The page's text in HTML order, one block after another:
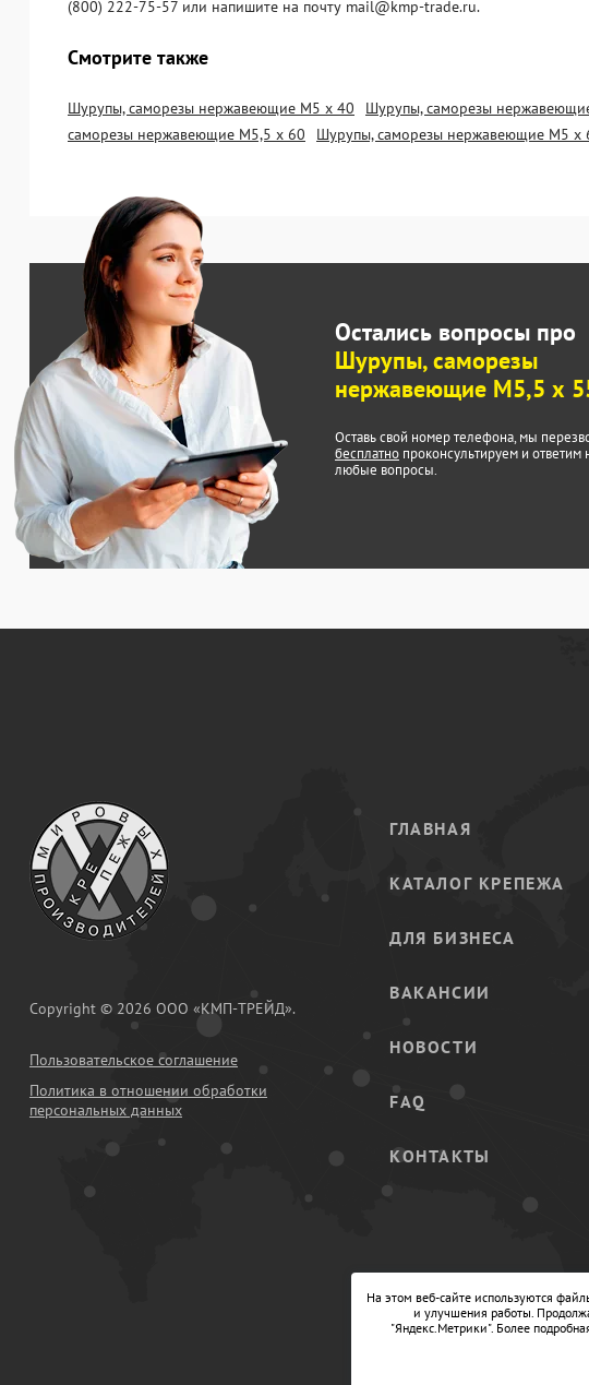
(800) 222-75-57 или напишите на почту mail@kmp-trade.ru.
Смотрите также
Шурупы, саморезы нержавеющие М5 х 40 Шурупы, саморезы
саморезы нержавеющие М5,5 х 60
Шурупы, саморезы нержавеющие М5 х
Остались вопросы про
Шурупы, саморезы
нержавеющие М5,5 х
Оставь свой номер телефона, мы
бесплатно проконсультируем и ответим
любые вопросы.
Copyright © 2026 ООО «КМП-ТРЕЙД».
Пользовательское соглашение
Политика в отношении обработки
персональных данных
ГЛАВНАЯ
КАТАЛОГ КРЕПЕЖА
ДЛЯ БИЗНЕСА
ВАКАНСИИ
НОВОСТИ
FAQ
КОНТАКТЫ
На этом веб-сайте используются
и улучшения работы.
"Яндекс.Метрики". Более